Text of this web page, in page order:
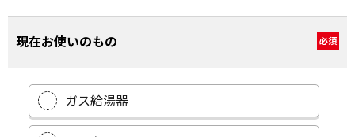
現在お使いのもの 必須
ガス給湯器